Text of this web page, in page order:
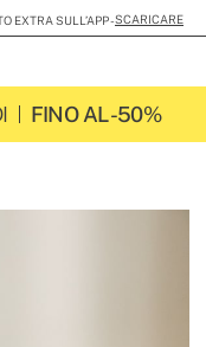
EXTRA SULL’APP -SCARICARE
FINO AL -50%